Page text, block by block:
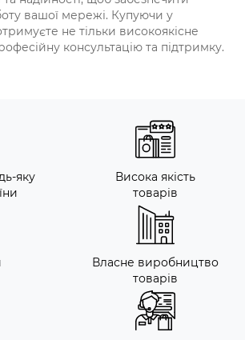
вашої мережі. Купуючи у
не тільки високоякісне
консультацію та підтримку.
яку
Висока якість
товарів
Власне виробництво
товарів